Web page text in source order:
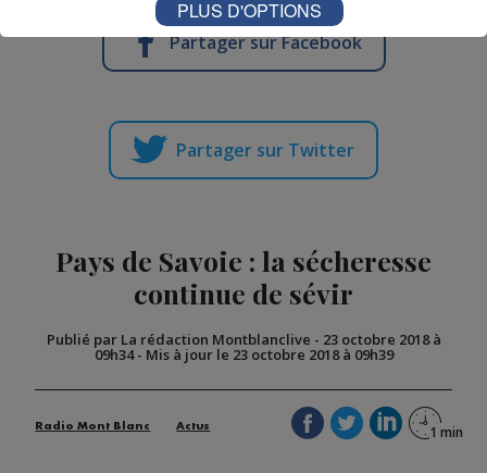
Partager sur Facebook
Partager sur Twitter
Pays de Savoie : la sécheresse
continue de sévir
Publié par La rédaction Montblanclive - 23 octobre 2018 à
09h34- Mis à jour le 23 octobre 2018 à 09h39
Radio Mont Blanc Actus
PLUS D'OPTIONS